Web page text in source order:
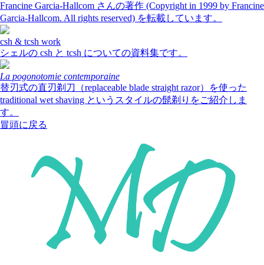
Francine Garcia-Hallcom さんの著作 (Copyright in 1999 by Francine
Garcia-Hallcom. All rights reserved) を転載しています。
csh & tcsh work
シェルの csh と tcsh についての資料集です。
La pogonotomie contemporaine
替刃式の直刃剃刀（replaceable blade straight razor）を使った
traditional wet shaving というスタイルの髭剃りをご紹介しま
す。
冒頭に戻る